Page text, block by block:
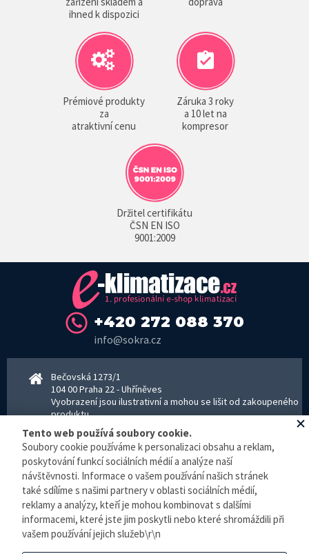
ihned k dispozici
Prémiové produkty
za
atraktivní cenu
Záruka 3 roky
a 10 let na
kompresor
Držitel certifikátu
ČSN EN ISO
9001:2009
+420 272 088 370
info@sokra.cz
Bečovská 1273/1
104 00 Praha 22 - Uhříněves
Vyobrazení jsou ilustrativní a mohou se lišit od zakoupeného
produktu.
www.sokra.cz│www.haier-klimatizace.cz
Otevírací doba
Pondělí–Pátek 8–16:30 hodin - kancelář
Pondělí–pátek 8–16:00 hodin - sklad
Zpracování osobních údajů
Tento web používá soubory cookie.
Soubory cookie používáme k personalizaci obsahu a reklam,
poskytování funkcí sociálních médií a analýze naší
návštěvnosti. Informace o vašem používání našich stránek
také sdílíme s našimi partnery v oblasti sociálních médií,
reklamy a analýzy, kteří je mohou kombinovat s dalšími
informacemi, které jste jim poskytli nebo které shromáždili při
vašem používání jejich služeb\r\n